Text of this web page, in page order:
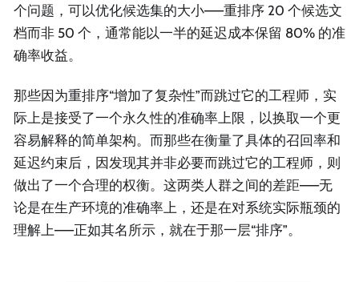
个问题，可以优化候选集的大小——重排序 20 个候选文
档而非 50 个，通常能以一半的延迟成本保留 80% 的准
确率收益。
那些因为重排序“增加了复杂性”而跳过它的工程师，实
际上是接受了一个永久性的准确率上限，以换取一个更
容易解释的简单架构。而那些在衡量了具体的召回率和
延迟约束后，因发现其并非必要而跳过它的工程师，则
做出了一个合理的权衡。这两类人群之间的差距——无
论是在生产环境的准确率上，还是在对系统实际瓶颈的
理解上——正如其名所示，就在于那一层“排序”。